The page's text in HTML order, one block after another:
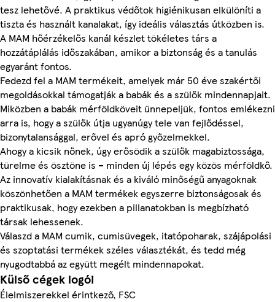
tesz lehetővé. A praktikus védőtok higiénikusan elkülöníti a
tiszta és használt kanalakat, így ideális választás útközben is.
A MAM hőérzékelős kanál készlet tökéletes társ a
hozzátáplálás időszakában, amikor a biztonság és a tanulás
egyaránt fontos.
Fedezd fel a MAM termékeit, amelyek már 50 éve szakértői
megoldásokkal támogatják a babák és a szülők mindennapjait.
Miközben a babák mérföldköveit ünnepeljük, fontos emlékezni
arra is, hogy a szülők útja ugyanúgy tele van fejlődéssel,
bizonytalansággal, erővel és apró győzelmekkel.
Ahogy a kicsik nőnek, úgy erősödik a szülők magabiztossága,
türelme és ösztöne is – minden új lépés egy közös mérföldkő.
Az innovatív kialakításnak és a kiváló minőségű anyagoknak
köszönhetően a MAM termékek egyszerre biztonságosak és
praktikusak, hogy ezekben a pillanatokban is megbízható
társak lehessenek.
Válaszd a MAM cumik, cumisüvegek, itatópoharak, szájápolási
és szoptatási termékek széles választékát, és tedd még
nyugodtabbá az együtt megélt mindennapokat.
Külső cégek logói
Élelmiszerekkel érintkező, FSC